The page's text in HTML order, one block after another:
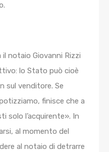
notaio Giovanni Rizzi
lo Stato può cioè
sul venditore. Se
finisce che a
solo l’acquirente». In
al momento del
al notaio di detrarre